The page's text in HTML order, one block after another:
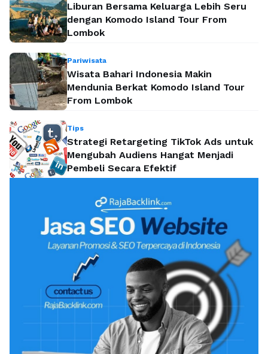
Liburan Bersama Keluarga Lebih Seru
dengan Komodo Island Tour From
Lombok
Pariwisata
Wisata Bahari Indonesia Makin
Mendunia Berkat Komodo Island Tour
From Lombok
Tips
Strategi Retargeting TikTok Ads untuk
Mengubah Audiens Hangat Menjadi
Pembeli Secara Efektif